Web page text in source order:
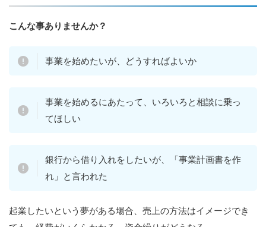
こんな事ありませんか？
事業を始めたいが、どうすればよいか
事業を始めるにあたって、いろいろと相談に乗っ
てほしい
銀行から借り入れをしたいが、「事業計画書を作
れ」と言われた
起業したいという夢がある場合、売上の方法はイメージでき